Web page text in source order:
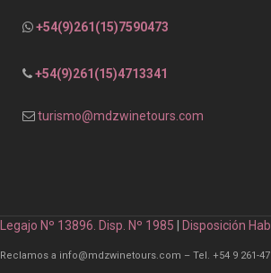
+54(9)261(15)7590473
+54(9)261(15)4713341
turismo@mdzwinetours.com
Legajo Nº 13896. Disp. Nº 1985 Disposición
Reclamos a info@mdzwinetours.com – Tel. +54 9 261-